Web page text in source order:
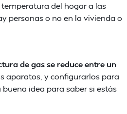
del hogar a las
personas o no en la vivienda o
de gas se reduce entre un
aparatos, y configurarlos para
idea para saber si estás